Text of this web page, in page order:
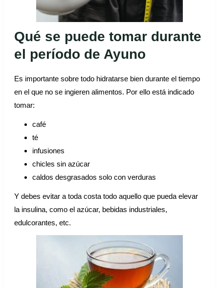
Qué se puede tomar durante
el período de Ayuno
Es importante sobre todo hidratarse bien durante el tiempo
en el que no se ingieren alimentos. Por ello está indicado
tomar:
café
té
infusiones
chicles sin azúcar
caldos desgrasados solo con verduras
Y debes evitar a toda costa todo aquello que pueda elevar
la insulina, como el azúcar, bebidas industriales,
edulcorantes, etc.